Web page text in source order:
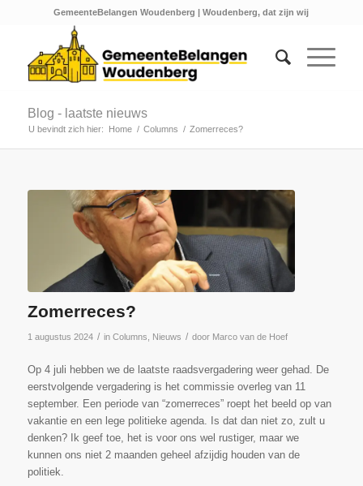
GemeenteBelangen Woudenberg | Woudenberg, dat zijn wij
Blog - laatste nieuws
U bevindt zich hier: Home / Columns / Zomerreces?
Zomerreces?
1 augustus 2024 / in Columns Nieuws / door Marco van de Hoef
Op 4 juli hebben we de laatste raadsvergadering weer gehad. De
eerstvolgende vergadering is het commissie overleg van 11
september. Een periode van “zomerreces” roept het beeld op van
vakantie en een lege politieke agenda. Is dat dan niet zo, zult u
denken? Ik geef toe, het is voor ons wel rustiger, maar we
kunnen ons niet 2 maanden geheel afzijdig houden van de
politiek.